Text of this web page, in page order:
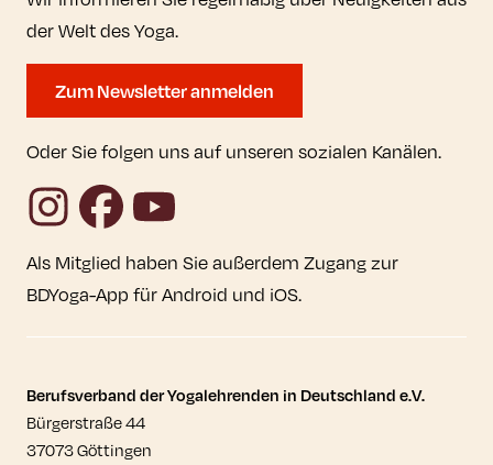
der Welt des Yoga.
Zum Newsletter anmelden
Oder Sie folgen uns auf unseren sozialen Kanälen.
InstagramFacebookYouTube
Als Mitglied haben Sie außerdem Zugang zur
BDYoga-App für Android und iOS.
Kontaktdaten und weitere Links
Berufsverband der Yogalehrenden in Deutschland e.V.
Bürgerstraße 44
37073 Göttingen